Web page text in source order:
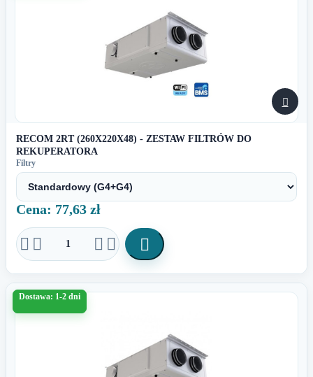

RECOM 2RT (260X220X48) - ZESTAW FILTRÓW DO
REKUPERATORA
Filtry
Cena: 77,63 zł
    
Dostawa: 1-2 dni